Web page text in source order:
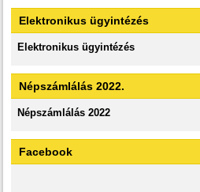
Elektronikus ügyintézés
Elektronikus ügyintézés
Népszámlálás 2022.
Népszámlálás 2022
Facebook